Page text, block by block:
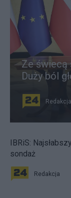
Ze świecą
Duży ból
Redakcja
IBRiS:
sondaż
Redakcja